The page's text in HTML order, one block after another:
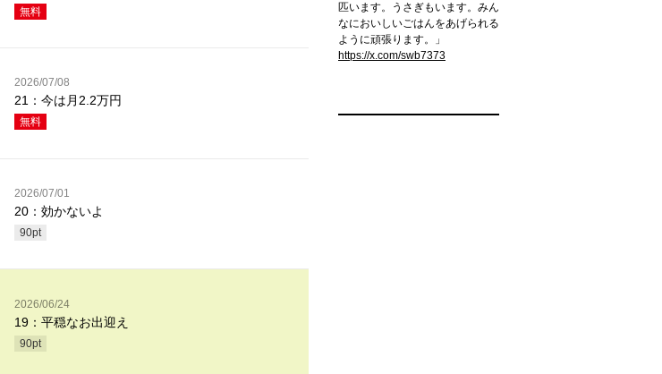
無料
2026/07/08
21：今は月2.2万円
無料
2026/07/01
20：効かないよ
90pt
2026/06/24
19：平穏なお出迎え
90pt
匹います。うさぎもいます。みん
なにおいしいごはんをあげられる
ように頑張ります。」
https://x.com/swb7373